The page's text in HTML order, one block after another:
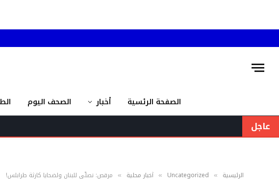
الصفحة الرئسية أخبار الصحف اليوم
عاجل
الرئيسية »
Uncategorized
» أخبار محلية » مرقص: نصلّي للبنان ولضحايا كارثة طرابلس!